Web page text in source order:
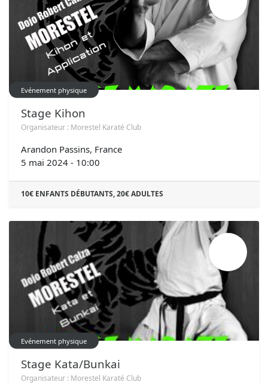
Evénement physique
Stage Kihon
Organisateur : Morestel Karaté Club
Arandon Passins, France
5 mai 2024 - 10:00
10€ ENFANTS DÉBUTANTS, 20€ ADULTES
Evénement physique
Stage Kata/Bunkai
Organisateur : Morestel Karaté Club